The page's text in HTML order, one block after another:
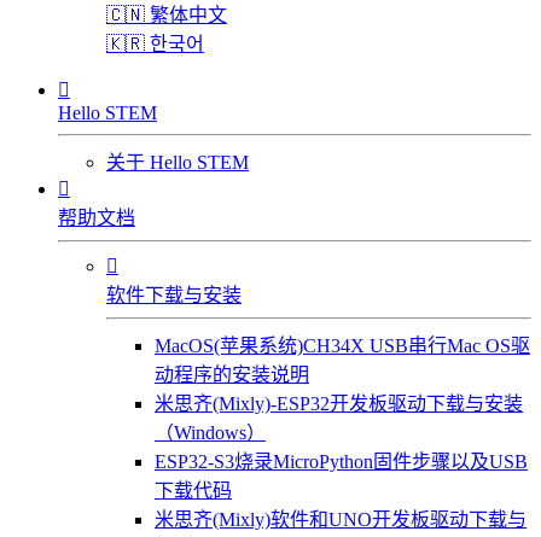
🇨🇳 繁体中文
🇰🇷 한국어

Hello STEM
关于 Hello STEM

帮助文档

软件下载与安装
MacOS(苹果系统)CH34X USB串行Mac OS驱
动程序的安装说明
米思齐(Mixly)-ESP32开发板驱动下载与安装
（Windows）
ESP32-S3烧录MicroPython固件步骤以及USB
下载代码
米思齐(Mixly)软件和UNO开发板驱动下载与